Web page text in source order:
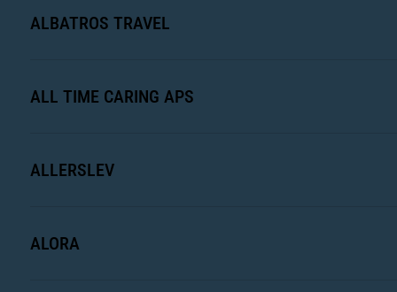
ALBATROS TRAVEL
ALL TIME CARING APS
ALLERSLEV
ALORA